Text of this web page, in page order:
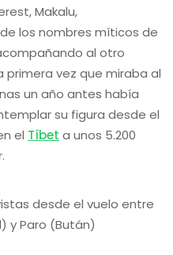
Makalu,
los nombres míticos de
al otro
primera vez que miraba al
un año antes había
su figura desde el
el Tíbet a unos 5.200